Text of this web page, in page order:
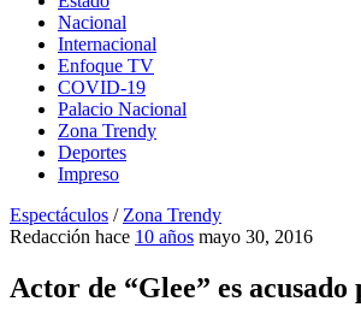
Nacional
Internacional
Enfoque TV
COVID-19
Palacio Nacional
Zona Trendy
Deportes
Impreso
Espectáculos /Zona Trendy
Redacción hace 10 años mayo 30, 2016
Actor de “Glee” es